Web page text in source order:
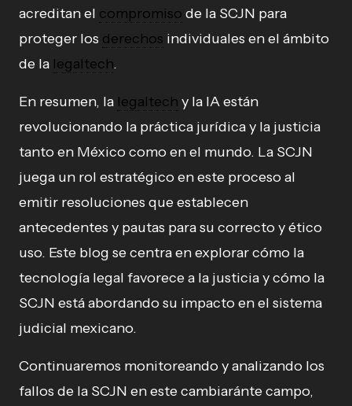
acreditan el compromiso de la SCJN para
proteger los derechos individuales en el ámbito
de la legaltech.
En resumen, la legaltech y la IA están
revolucionando la práctica jurídica y la justicia
tanto en México como en el mundo. La SCJN
juega un rol estratégico en este proceso al
emitir resoluciones que establecen
antecedentes y pautas para su correcto y ético
uso. Este blog se centra en explorar cómo la
tecnología legal favorece a la justicia y cómo la
SCJN está abordando su impacto en el sistema
judicial mexicano.
Continuaremos monitoreando y analizando los
fallos de la SCJN en este cambiaránte campo,